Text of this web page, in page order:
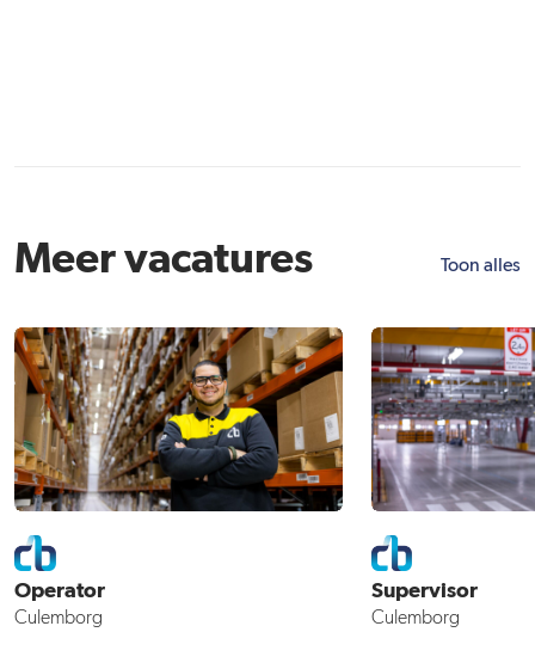
Meer vacatures Toon alles
Operator
Culemborg
Supervisor
Culemborg